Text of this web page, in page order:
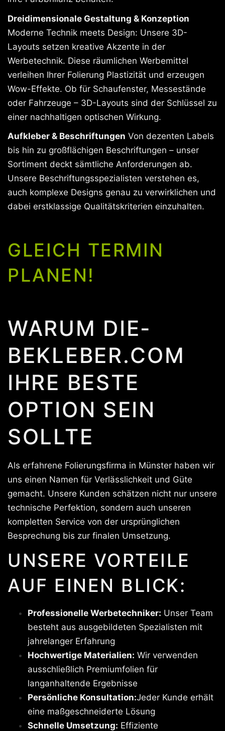
Dreidimensionale Gestaltung & Konzeption
Moderne Technik meets Design: Unsere 3D-
Layouts setzen kreative Akzente in der
Werbetechnik. Diese räumlichen Werbemittel
verleihen Ihrer Folierung Plastizität und erzeugen
Wow-Effekte. Ob für Schaufenster, Messestände
oder Fahrzeuge – 3D-Layouts sind der Schlüssel zu
einer nachhaltigen optischen Wirkung.
Aufkleber & Beschriftungen Von dezenten Labels
bis hin zu großflächigen Beschriftungen – unser
Sortiment deckt sämtliche Anforderungen ab.
Unsere Beschriftungsspezialisten verstehen es,
auch komplexe Designs genau zu verwirklichen und
dabei erstklassige Qualitätskriterien einzuhalten.
GLEICH TERMIN
PLANEN!
WARUM DIE-
BEKLEBER.COM
IHRE BESTE
OPTION SEIN
SOLLTE
Als erfahrene Folierungsfirma in Münster haben wir
uns einen Namen für Verlässlichkeit und Güte
gemacht. Unsere Kunden schätzen nicht nur unsere
technische Perfektion, sondern auch unseren
kompletten Service von der ursprünglichen
Besprechung bis zur finalen Umsetzung.
UNSERE VORTEILE
AUF EINEN BLICK:
Professionelle Werbetechniker: Unser Team
besteht aus ausgebildeten Spezialisten mit
jahrelanger Erfahrung
Hochwertige Materialien: Wir verwenden
ausschließlich Premiumfolien für
langanhaltende Ergebnisse
Persönliche Konsultation:Jeder Kunde erhält
eine maßgeschneiderte Lösung
Schnelle Umsetzung: Effiziente